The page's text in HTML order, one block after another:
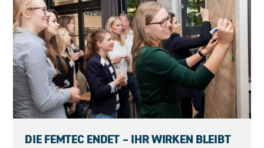
DIE FEMTEC ENDET – IHR WIRKEN BLEIBT